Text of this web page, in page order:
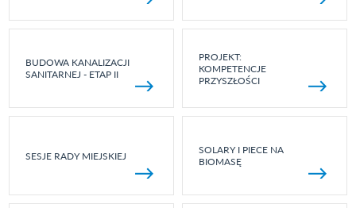
BUDOWA KANALIZACJI
SANITARNEJ - ETAP II
PROJEKT:
KOMPETENCJE
PRZYSZŁOŚCI
SESJE RADY MIEJSKIEJ
SOLARY I PIECE NA
BIOMASĘ